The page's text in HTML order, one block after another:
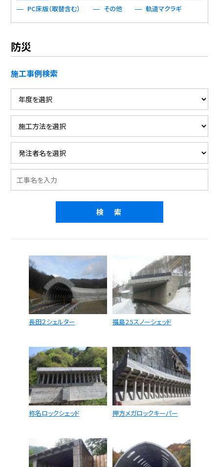
PC床版（取替含む）
その他 軌道マクラギ
防災
施工事例検索
長田２シェルター 福島2.5スノーシェッド
称名ロックシェッド 押方メガロックキーパー